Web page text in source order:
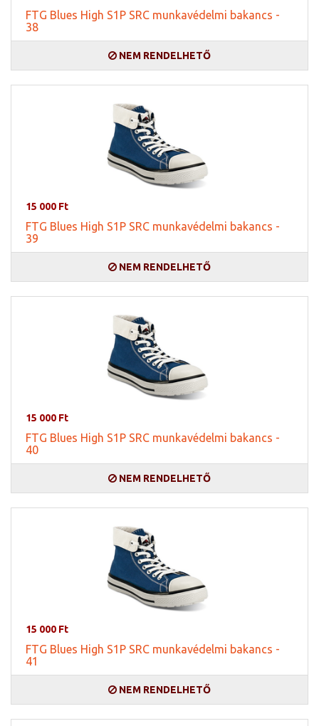
FTG Blues High S1P SRC munkavédelmi bakancs -
38
NEM RENDELHETŐ
15 000 Ft
FTG Blues High S1P SRC munkavédelmi bakancs -
39
NEM RENDELHETŐ
15 000 Ft
FTG Blues High S1P SRC munkavédelmi bakancs -
40
NEM RENDELHETŐ
15 000 Ft
FTG Blues High S1P SRC munkavédelmi bakancs -
41
NEM RENDELHETŐ